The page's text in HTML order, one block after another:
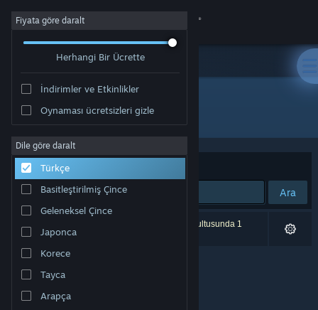
Giriş yap
Hakkında
Destek
Dili değiştir
Steam mobil uygulamasını yükle
Masaüstü internet sitesini görüntüle
Fiyata göre daralt
Herhangi Bir Ücrette
İndirimler ve Etkinlikler
Oynaması ücretsizleri gizle
Dile göre daralt
Türkçe
Basitleştirilmiş Çince
Geleneksel Çince
Japonca
Korece
Tayca
Arapça
Geliştirici: NIRVANA
Sırala Uygunluk
Ara
0 sonuç aramanızla eşleşiyor. Tercihleriniz doğrultusunda 1
ürün dâhil edilmedi.